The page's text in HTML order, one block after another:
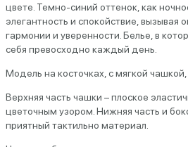
цвете. Темно-синий оттенок, как
элегантность и спокойствие,
гармонии и уверенности. Белье, в
себя превосходно каждый день.
Модель на косточках, с мягкой
Верхняя часть чашки – плоское
цветочным узором. Нижняя часть и
приятный тактильно материал.